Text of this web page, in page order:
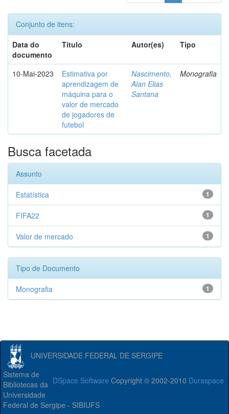
Conjunto de itens:
Data do
documento
Título Autor(es) Tipo
10-Mai-2023
Estimativa por
aprendizagem de
máquina para o
valor de mercado
de jogadores de
futebol
Nascimento,
Alan Elias
Santana
Monografia
Busca facetada
Assunto
1
Estatística
1
FIFA22
1
Valor de mercado
Tipo de Documento
1
Monografia
UNIVERSIDADE FEDERAL DE SERGIPE
DSpace Software Copyright © 2002-2010 Duraspace
Sistema de
Bibliotecas da
Universidade
Federal de Sergipe - SIBIUFS